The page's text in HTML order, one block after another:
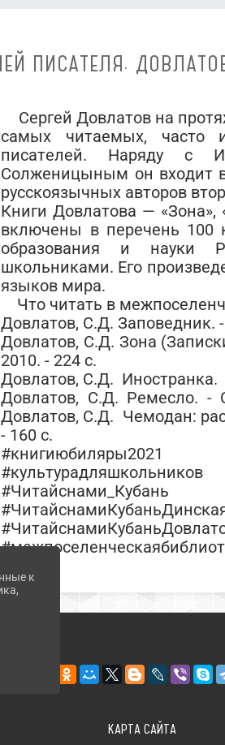
ПИСАТЕЛЯ.
Сергей Довлатов на
самых читаемых, часто
писателей. Наряду с
Солженицыным он входит
русскоязычных авторов
Книги Довлатова — «Зона»,
включены в перечень 100
образования и науки
школьниками. Его
языков мира.
Что читать в
Довлатов, С.Д. Заповедник.
Довлатов, С.Д. Зона
2010. - 224 с.
Довлатов, С.Д. Иностранка.
Довлатов, С.Д. Ремесло. -
Довлатов, С.Д. Чемодан:
- 160 с.
#книгиюбиляры2021
#культурадляшкольников
#Читайснами_Кубань
КАРТА САЙТА
к